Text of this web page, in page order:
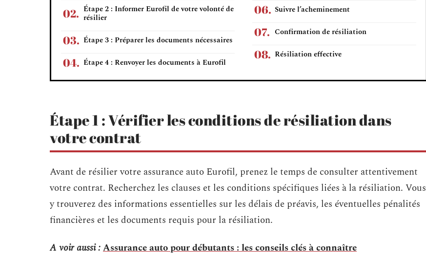
Étape 2 : Informer Eurofil de votre volonté de
résilier
Étape 3 : Préparer les documents nécessaires
Étape 4 : Renvoyer les documents à Eurofil
Suivre l’acheminement
Confirmation de résiliation
Résiliation effective
Étape 1 : Vérifier les conditions de résiliation dans
votre contrat
Avant de résilier votre assurance auto Eurofil, prenez le temps de consulter attentivement
votre contrat. Recherchez les clauses et les conditions spécifiques liées à la résiliation. Vous
y trouverez des informations essentielles sur les délais de préavis, les éventuelles pénalités
financières et les documents requis pour la résiliation.
A voir aussi :Assurance auto pour débutants : les conseils clés à connaître